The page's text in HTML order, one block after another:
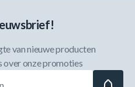
van nieuwe producten
over onze promoties